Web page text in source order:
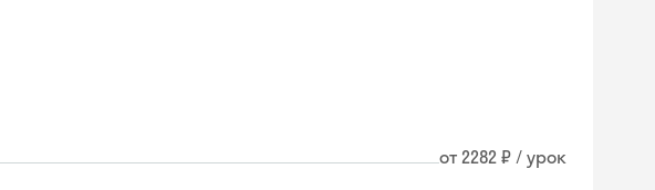
от 2282 ₽ / урок